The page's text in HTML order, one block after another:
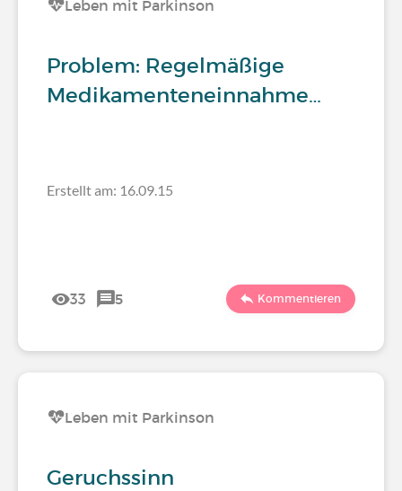
Leben mit Parkinson
Problem: Regelmäßige
Medikamenteneinnahme…
Erstellt am: 16.09.15
33 5 Kommentieren
Leben mit Parkinson
Geruchssinn